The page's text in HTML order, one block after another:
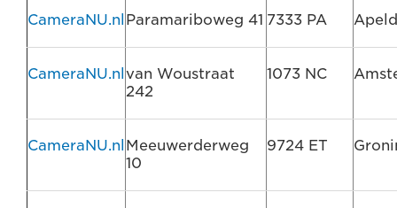
CameraNU.nl Paramariboweg 41 7333 PA
CameraNU.nl van Woustraat
242
1073 NC
CameraNU.nl Meeuwerderweg
10
9724 ET